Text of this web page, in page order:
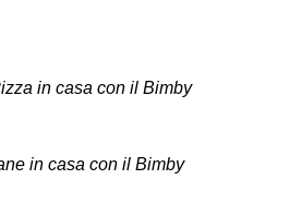
in casa con il Bimby
in casa con il Bimby